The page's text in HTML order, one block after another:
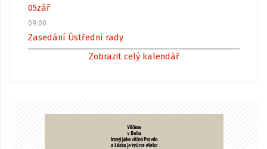
05zář
09:00
Zasedání Ústřední rady
Zobrazit celý kalendář